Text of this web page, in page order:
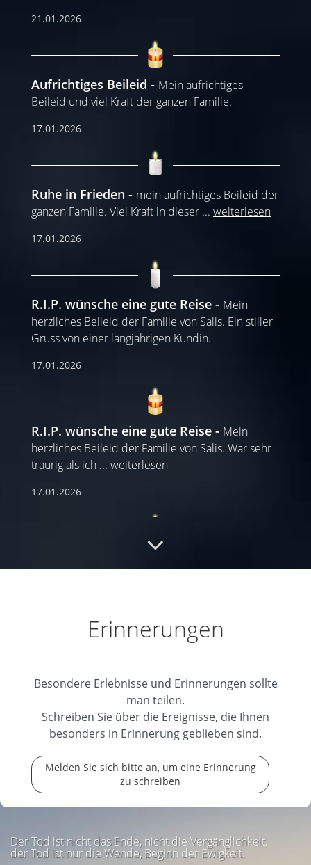
21.01.2026
Aufrichtiges Beileid
Mein aufrichtiges
Beileid und viel Kraft der ganzen Familie.
17.01.2026
Ruhe in Frieden
mein aufrichtiges Beileid der
ganzen Familie. Viel Kraft in dieser ... weiterlesen
17.01.2026
R.I.P. wünsche eine gute Reise
Mein
herzliches Beileid der Familie von Salis. Ein stiller
Gruss von einer langjährigen Kundin.
17.01.2026
R.I.P. wünsche eine gute Reise
Mein
herzliches Beileid der Familie von Salis. War sehr
traurig als ich ... weiterlesen
17.01.2026
In lieber Erinnerung
Liebe Trauerfamilie
mein herzliches Beileid zum Tod von diesem
lieben,...weiterlesen
Erinnerungen
Besondere Erlebnisse und Erinnerungen sollte
man teilen.
Schreiben Sie über die Ereignisse, die Ihnen
besonders in Erinnerung geblieben sind.
Melden Sie sich bitte an, um eine Erinnerung
zu schreiben
Der Tod ist nicht das Ende, nicht die Vergänglichkeit,
der Tod ist nur die Wende, Beginn der Ewigkeit.